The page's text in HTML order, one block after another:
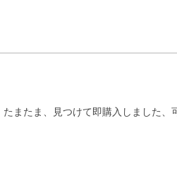
またま、見つけて即購入しました、